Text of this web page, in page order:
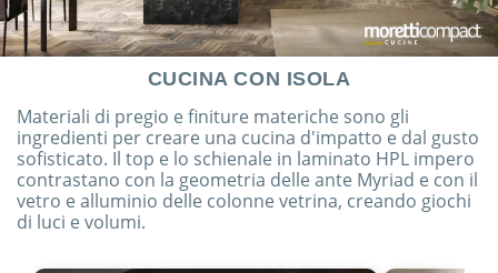
CUCINA CON ISOLA
Materiali di pregio e finiture materiche sono gli
ingredienti per creare una cucina d'impatto e dal gusto
sofisticato. Il top e lo schienale in laminato HPL impero
contrastano con la geometria delle ante Myriad e con il
vetro e alluminio delle colonne vetrina, creando giochi
di luci e volumi.